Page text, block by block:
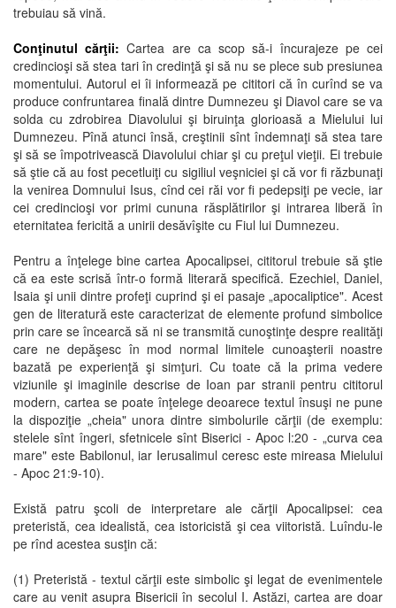
trebuiau să vină.
Conţinutul cărţii: Cartea are ca scop să-i încurajeze pe cei
credincioşi să stea tari în credinţă şi să nu se plece sub presiunea
momentului. Autorul ei îi informează pe cititori că în curînd se va
produce confruntarea finală dintre Dumnezeu şi Diavol care se va
solda cu zdrobirea Diavolului şi biruinţa glorioasă a Mielului lui
Dumnezeu. Pînă atunci însă, creştinii sînt îndemnaţi să stea tare
şi să se împotrivească Diavolului chiar şi cu preţul vieţii. Ei trebuie
să ştie că au fost pecetluiţi cu sigiliul veşniciei şi că vor fi răzbunaţi
la venirea Domnului Isus, cînd cei răi vor fi pedepsiţi pe vecie, iar
cei credincioşi vor primi cununa răsplătirilor şi intrarea liberă în
eternitatea fericită a unirii desăvîşite cu Fiul lui Dumnezeu.
Pentru a înţelege bine cartea Apocalipsei, cititorul trebuie să ştie
că ea este scrisă într-o formă literară specifică. Ezechiel, Daniel,
Isaia şi unii dintre profeţi cuprind şi ei pasaje „apocaliptice". Acest
gen de literatură este caracterizat de elemente profund simbolice
prin care se încearcă să ni se transmită cunoştinţe despre realităţi
care ne depăşesc în mod normal limitele cunoaşterii noastre
bazată pe experienţă şi simţuri. Cu toate că la prima vedere
viziunile şi imaginile descrise de Ioan par stranii pentru cititorul
modern, cartea se poate înţelege deoarece textul însuşi ne pune
la dispoziţie „cheia" unora dintre simbolurile cărţii (de exemplu:
stelele sînt îngeri, sfetnicele sînt Biserici - Apoc l:20 - „curva cea
mare" este Babilonul, iar Ierusalimul ceresc este mireasa Mielului
- Apoc 21:9-10).
Există patru şcoli de interpretare ale cărţii Apocalipsei: cea
preteristă, cea idealistă, cea istoricistă şi cea viitoristă. Luîndu-le
pe rînd acestea susţin că:
(1) Preteristă - textul cărţii este simbolic şi legat de evenimentele
care au venit asupra Bisericii în secolul I. Astăzi, cartea are doar